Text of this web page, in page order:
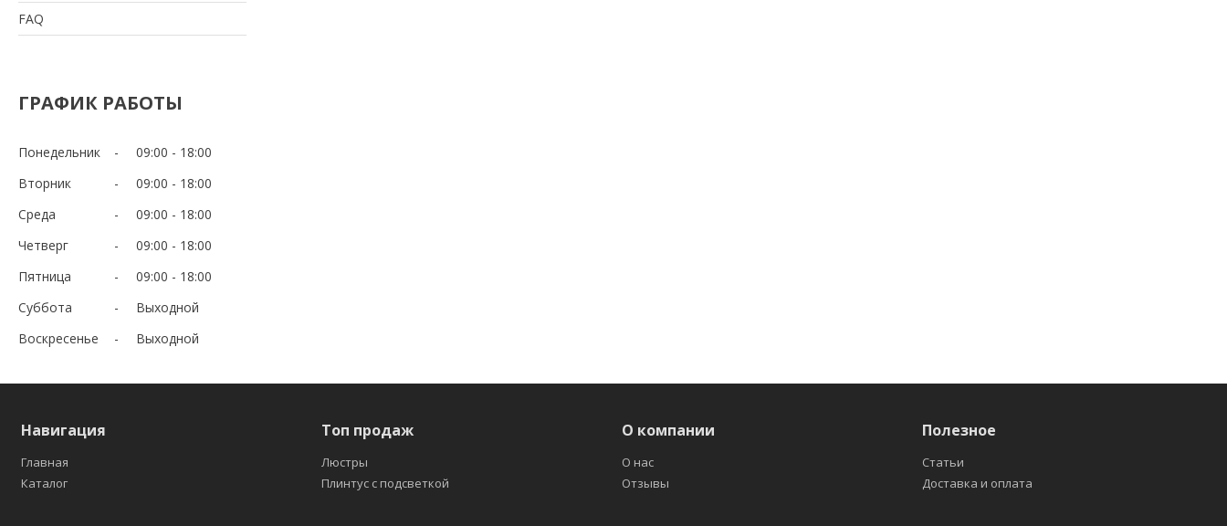
FAQ
ГРАФИК РАБОТЫ
Понедельник 09:00
18:00
Вторник
09:00
18:00
Среда
09:00
18:00
Четверг
09:00
18:00
Пятница
09:00
18:00
Суббота
Выходной
Воскресенье
Выходной
Навигация
Главная
Каталог
Топ продаж
Люстры
Плинтус с подсветкой
О компании
О нас
Отзывы
Полезное
Статьи
Доставка и оплата